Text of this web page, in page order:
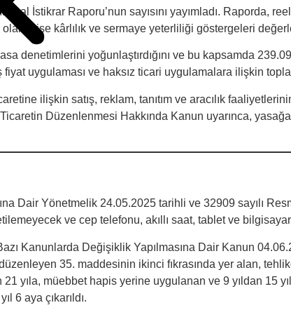
İstikrar Raporu’nun sayısını yayımladı. Raporda,
ise kârlılık ve sermaye yeterliliği göstergeleri
denetimlerini yoğunlaştırdığını ve bu kapsamda
uygulaması ve haksız ticari uygulamalara ilişkin
ilişkin satış, reklam, tanıtım ve aracılık
Düzenlenmesi Hakkında Kanun uyarınca,
Dair Yönetmelik 24.05.2025 tarihli ve 32909 sayılı
ve cep telefonu, akıllı saat, tablet ve
Kanunlarda Değişiklik Yapılmasına Dair Kanun
35. maddesinin ikinci fıkrasında yer alan,
yıla, müebbet hapis yerine uygulanan ve 9 yıldan 15
6 aya çıkarıldı.